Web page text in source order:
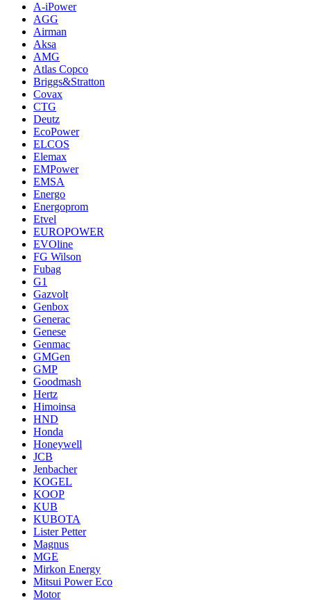
A-iPower
AGG
Airman
Aksa
AMG
Atlas Copco
Briggs&Stratton
Covax
CTG
Deutz
EcoPower
ELCOS
Elemax
EMPower
EMSA
Energo
Energoprom
Etvel
EUROPOWER
EVOline
FG Wilson
Fubag
G1
Gazvolt
Genbox
Generac
Genese
Genmac
GMGen
GMP
Goodmash
Hertz
Himoinsa
HND
Honda
Honeywell
JCB
Jenbacher
KOGEL
KOOP
KUB
KUBOTA
Lister Petter
Magnus
MGE
Mirkon Energy
Mitsui Power Eco
Motor